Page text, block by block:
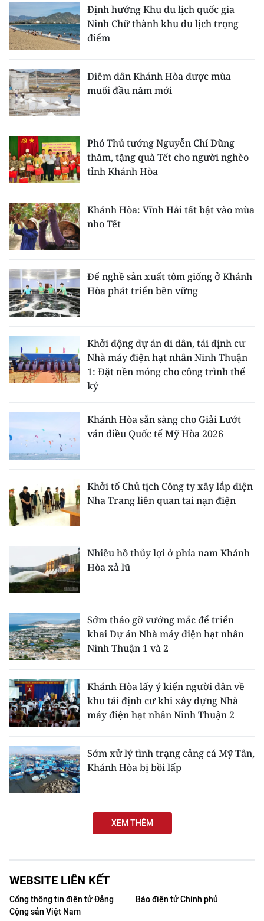
TIN ĐỊA PHƯƠNG
Trung du và miền núi phía Bắc
Đồng bằng sông Hồng
Bắc Trung Bộ
Duyên hải Nam Trung Bộ và Tây
Nguyên
Đông Nam Bộ
Đồng bằng sông Cửu Long
Chuyên trang Hà Nội
CHUYÊN ĐỀ
CÁC CHUYÊN TRANG
VỀ BÁO NHÂN DÂN
THỜI NAY
NHÂN DÂN CUỐI TUẦN
NHÂN DÂN HẰNG THÁNG
ĐỌC BÁO IN
中文
FRANÇAIS
РУССКИЙ
ESPAÑOL
한국어
Định hướng Khu du lịch quốc gia
Ninh Chữ thành khu du lịch trọng
điểm
Diêm dân Khánh Hòa được mùa
muối đầu năm mới
Phó Thủ tướng Nguyễn Chí Dũng
thăm, tặng quà Tết cho người nghèo
tỉnh Khánh Hòa
Khánh Hòa: Vĩnh Hải tất bật vào mùa
nho Tết
Để nghề sản xuất tôm giống ở Khánh
Hòa phát triển bền vững
Khởi động dự án di dân, tái định cư
Nhà máy điện hạt nhân Ninh Thuận
1: Đặt nền móng cho công trình thế
kỷ
Khánh Hòa sẵn sàng cho Giải Lướt
ván diều Quốc tế Mỹ Hòa 2026
Khởi tố Chủ tịch Công ty xây lắp điện
Nha Trang liên quan tai nạn điện
Nhiều hồ thủy lợi ở phía nam Khánh
Hòa xả lũ
Sớm tháo gỡ vướng mắc để triển
khai Dự án Nhà máy điện hạt nhân
Ninh Thuận 1 và 2
Khánh Hòa lấy ý kiến người dân về
khu tái định cư khi xây dựng Nhà
máy điện hạt nhân Ninh Thuận 2
Sớm xử lý tình trạng cảng cá Mỹ Tân,
Khánh Hòa bị bồi lấp
XEM THÊM
WEBSITE LIÊN KẾT
Cổng thông tin điện tử Đảng
Cộng sản Việt Nam
Báo điện tử Chính phủ